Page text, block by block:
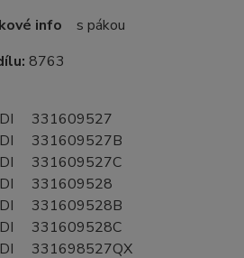
info s pákou
8763
331609527
331609527B
331609527C
331609528
331609528B
331609528C
331698527QX